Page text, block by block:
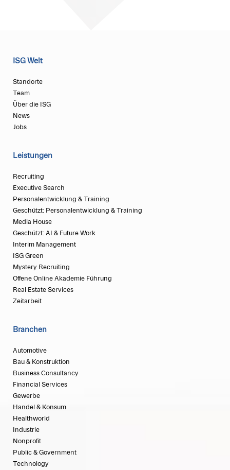
ISG Welt
Standorte
Team
Über die ISG
News
Jobs
Leistungen
Recruiting
Executive Search
Personalentwicklung & Training
Geschützt: Personalentwicklung & Training
Media House
Geschützt: AI & Future Work
Interim Management
ISG Green
Mystery Recruiting
Offene Online Akademie Führung
Real Estate Services
Zeitarbeit
Branchen
Automotive
Bau & Konstruktion
Business Consultancy
Financial Services
Gewerbe
Handel & Konsum
Healthworld
Industrie
Nonprofit
Public & Government
Technology